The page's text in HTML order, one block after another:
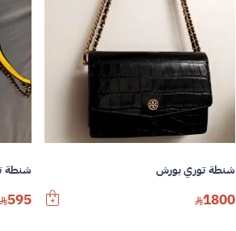
شنطة توري بورش
1800
شنطة
595